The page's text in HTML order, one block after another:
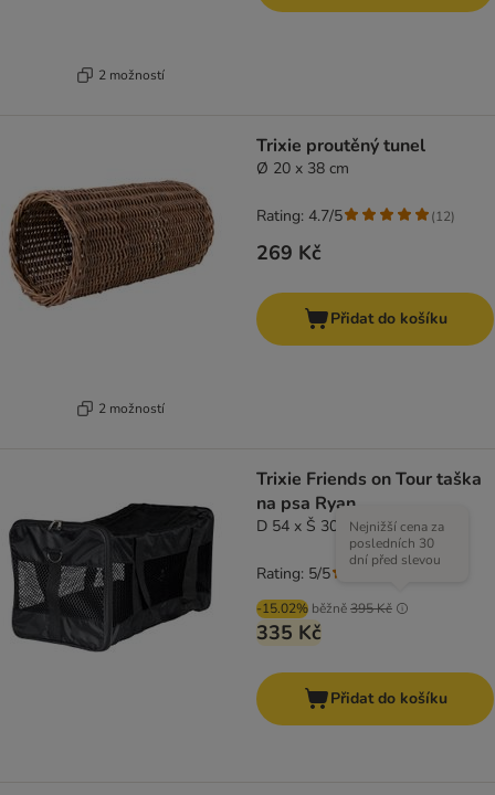
2 možností
2 možností
Trixie proutěný tunel
Ø 20 x 38 cm
269 Kč
Rating: 4.7/5 (12)
Přidat do košíku
Trixie Friends on Tour taška
na psa Ryan
D 54 x Š 30 x V 30 cm
-15.02% běžně395 Kč
Nejnižší cena za
posledních 30
dní před slevou
335 Kč
Rating: 5/5
Přidat do košíku